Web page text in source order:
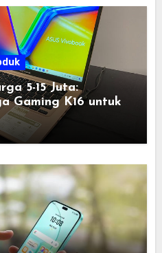
5-15 Juta:
Gaming K16 untuk